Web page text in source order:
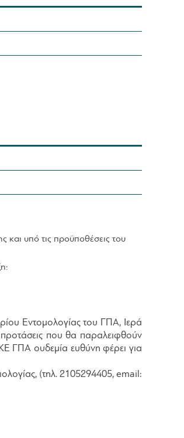
υπό τις προϋποθέσεις του
Εντομολογίας του ΓΠΑ, Ιερά
που θα παραλειφθούν
ΓΠΑ ουδεμία ευθύνη φέρει για
(τηλ. 2105294405, email: